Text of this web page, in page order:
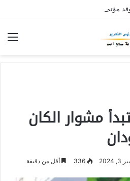
مشوار الكان
336 أقل من دقيقة